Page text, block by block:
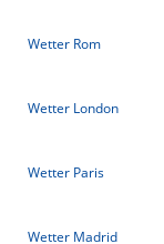
Wetter Rom
Wetter London
Wetter Paris
Wetter Madrid